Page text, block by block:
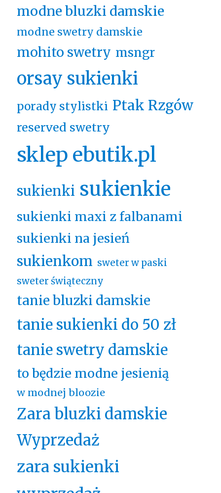
modne bluzki damskie
modne swetry damskie
mohito swetry msngr
orsay sukienki
porady stylistki Ptak Rzgów
reserved swetry
sklep ebutik.pl
sukienki sukienkie
sukienki maxi z falbanami
sukienki na jesień
sukienkom sweter w paski
sweter świąteczny
tanie bluzki damskie
tanie sukienki do 50 zł
tanie swetry damskie
to będzie modne jesienią
w modnej bloozie
Zara bluzki damskie
Wyprzedaż
zara sukienki